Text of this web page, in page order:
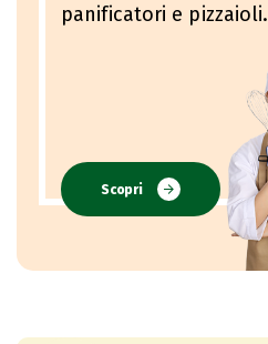
panificatori e pizzaioli.
Scopri